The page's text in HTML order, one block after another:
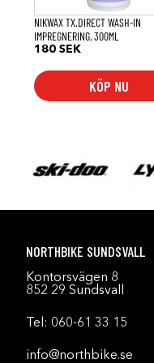
NIKWAX TX.DIRECT WASH-IN
IMPREGNERING, 300ML
180 SEK
KÖP NU
NORTHBIKE SUNDSVALL
Kontorsvägen 8
852 29 Sundsvall
Tel: 060-61 33 15
info@northbike.se